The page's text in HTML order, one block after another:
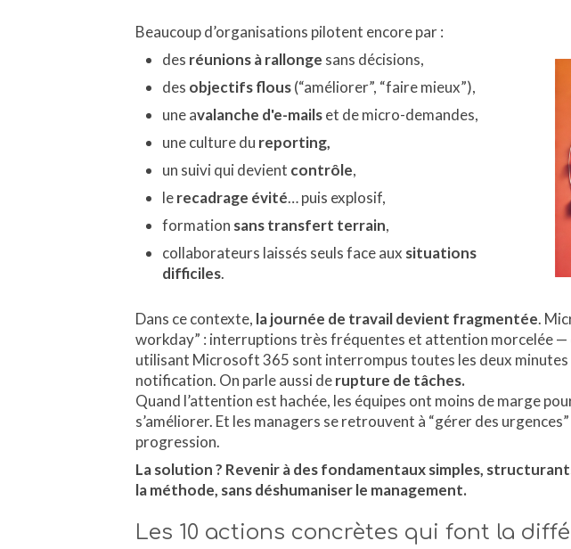
Beaucoup d’organisations pilotent encore par :
des réunions à rallonge sans décisions,
des objectifs flous(“améliorer”, “faire mieux”),
une avalanche d'e-mailset de micro-demandes,
une culture du reporting,
un suivi qui devient contrôle,
lerecadrage évité… puis explosif,
formation sans transfert terrain,
collaborateurs laissés seuls face aux situations
difficiles.
Dans ce contexte, la journée de travail devient fragmentée.
workday” : interruptions très fréquentes et attention morcelée —
utilisant Microsoft 365 sont interrompus toutes les deux minutes
notification. On parle aussi derupture de tâches.
Quand l’attention est hachée, les équipes ont moins de marge
s’améliorer. Et les managers se retrouvent à “gérer des
progression.
La solution ? Revenir à des fondamentaux simples,
la méthode, sans déshumaniser le management.
Les 10 actions concrètes qui font la